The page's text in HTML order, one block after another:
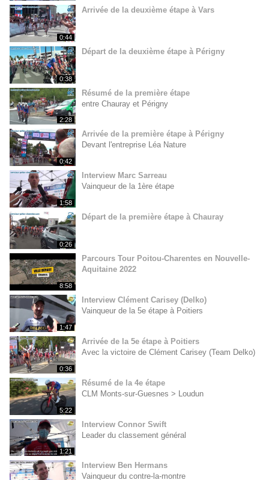
0:44
Arrivée de la deuxième étape à Vars
0:38
Départ de la deuxième étape à Périgny
2:28
Résumé de la première étape
entre Chauray et Périgny
0:42
Arrivée de la première étape à Périgny
Devant l'entreprise Léa Nature
1:58
Interview Marc Sarreau
Vainqueur de la 1ère étape
0:26
Départ de la première étape à Chauray
8:58
Parcours Tour Poitou-Charentes en Nouvelle-
Aquitaine 2022
1:47
Interview Clément Carisey (Delko)
Vainqueur de la 5e étape à Poitiers
0:36
Arrivée de la 5e étape à Poitiers
Avec la victoire de Clément Carisey (Team Delko)
5:22
Résumé de la 4e étape
CLM Monts-sur-Guesnes > Loudun
1:21
Interview Connor Swift
Leader du classement général
Interview Ben Hermans
Vainqueur du contre-la-montre